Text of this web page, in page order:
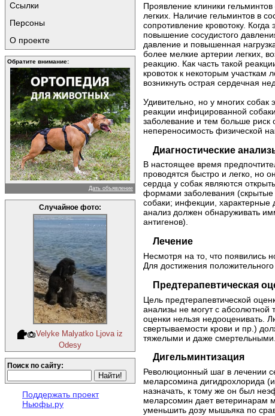
Ссылки
Персоны
О проекте
Обратите внимание:
Дать объявление
Случайное фото:
Velyke Malyatko Ljova iz
Odesy
Поиск по сайту:
Поддержать проект
Ньюфы.ру
Проявление клиники
легких. Наличие гельминтов в
сопротивление кровотоку.
повышение сосудистого
давление и повышенная
более мелкие артерии легких,
реакцию. Как часть такой
кровоток к некоторым участкам
возникнуть острая сердечная
Удивительно, но у многих собак
реакции инфицированной
заболевание и тем больше
непереносимость физической
Диагностические
В настоящее время
проводятся быстро и легко, но
сердца у собак являются
формами заболевания (скрытые
собаки; инфекции,
анализ должен обнаруживать
антигенов).
Лечение
Несмотря на то, что появились
Для достижения
Предтерапевтическая
Цель предтерапевтической
анализы не могут с абсолютной
оценки нельзя недооценивать.
свертываемости крови и пр.)
тяжелыми и даже смертельными.
Дигельминтизация
Революционный шаг в лечении
меларсомина дигидрохлорида
назначать, к тому же он был
меларсомин дает ветеринарам
уменьшить дозу мышьяка по